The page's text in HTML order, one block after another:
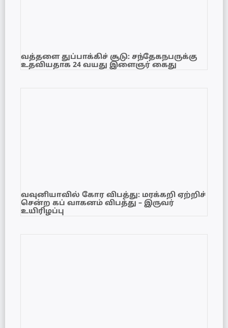
வத்தளை துப்பாக்கிச் சூடு: சந்தேகநபருக்கு
உதவியதாக 24 வயது இளைஞர் கைது
வவுனியாவில் கோர விபத்து: மரக்கறி ஏற்றிச்
சென்ற கப் வாகனம் விபத்து – இருவர்
உயிரிழப்பு